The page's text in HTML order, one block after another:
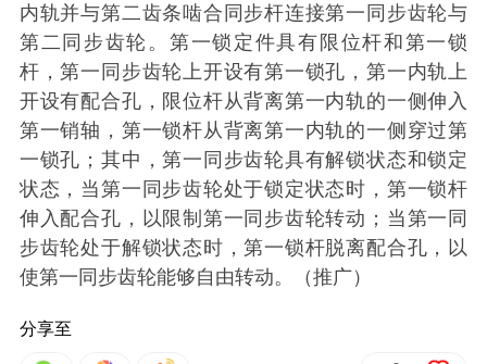
内轨并与第二齿条啮合同步杆连接第一同步齿轮与
第二同步齿轮。第一锁定件具有限位杆和第一锁
杆，第一同步齿轮上开设有第一锁孔，第一内轨上
开设有配合孔，限位杆从背离第一内轨的一侧伸入
第一销轴，第一锁杆从背离第一内轨的一侧穿过第
一锁孔；其中，第一同步齿轮具有解锁状态和锁定
状态，当第一同步齿轮处于锁定状态时，第一锁杆
伸入配合孔，以限制第一同步齿轮转动；当第一同
步齿轮处于解锁状态时，第一锁杆脱离配合孔，以
使第一同步齿轮能够自由转动。（推广）
分享至